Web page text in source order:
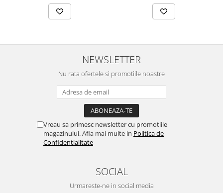
NEWSLETTER
Nu rata ofertele si promotiile noastre
Vreau sa primesc newsletter cu promotiile
magazinului. Afla mai multe in Politica de
Confidentialitate
SOCIAL
Urmareste-ne in social media